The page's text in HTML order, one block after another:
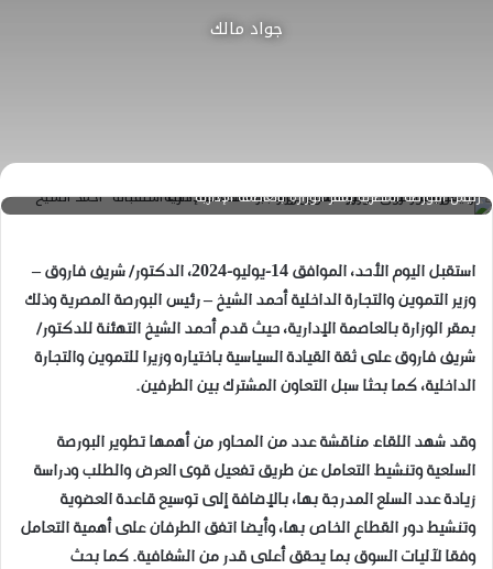
جواد مالك
رئيس البورصة المصرية بمقر الوزارة بالعاصمة الإدارية
استقبل اليوم الأحد، الموافق 14-يوليو-2024، الدكتور/ شريف فاروق –
وزير التموين والتجارة الداخلية أحمد الشيخ – رئيس البورصة المصرية وذلك
بمقر الوزارة بالعاصمة الإدارية، حيث قدم أحمد الشيخ التهئنة للدكتور/
شريف فاروق على ثقة القيادة السياسية باختياره وزيرا للتموين والتجارة
الداخلية، كما بحثا سبل التعاون المشترك بين الطرفين.
وقد شهد اللقاء مناقشة عدد من المحاور من أهمها تطوير البورصة
السلعية وتنشيط التعامل عن طريق تفعيل قوى العرض والطلب ودراسة
زيادة عدد السلع المدرجة بها، بالإضافة إلى توسيع قاعدة العضوية
وتنشيط دور القطاع الخاص بها، وأيضا اتفق الطرفان على أهمية التعامل
وفقا لآليات السوق بما يحقق أعلى قدر من الشفافية. كما بحث